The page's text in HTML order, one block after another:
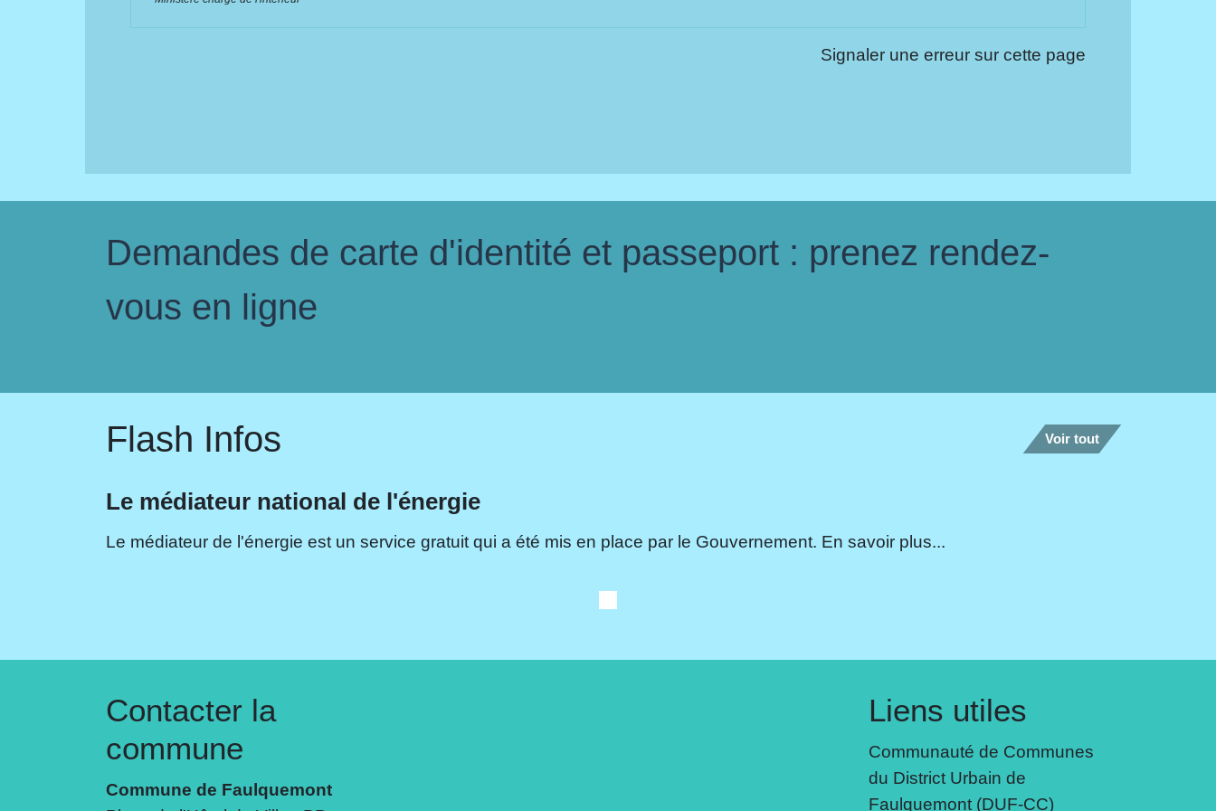
Signaler une erreur sur cette page
Demandes de carte d'identité et passeport : prenez rendez-
vous en ligne
Flash Infos Voir tout
Le médiateur national de l'énergie
Le médiateur de l'énergie est un service gratuit qui a été mis en place par le Gouvernement. En savoir plus...
Contacter la
commune
Commune de Faulquemont
Liens utiles
Communauté de Communes
du District Urbain de
Faulquemont (DUF-CC)